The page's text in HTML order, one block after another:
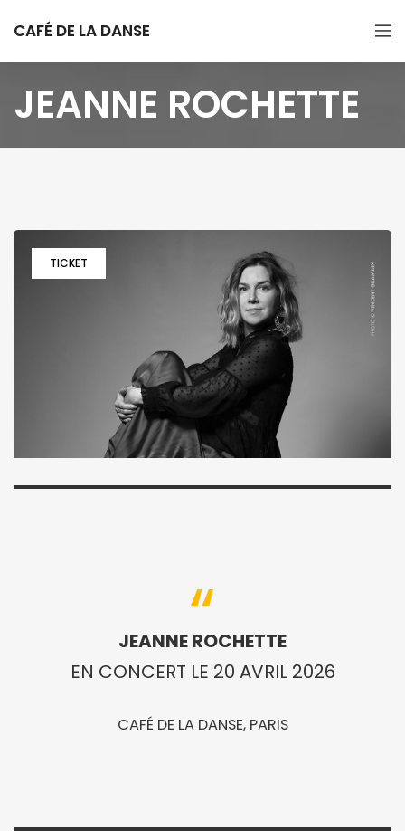
CAFÉ DE LA DANSE
JEANNE ROCHETTE
TICKET
JEANNE ROCHETTE
EN CONCERT LE 20 AVRIL 2026
CAFÉ DE LA DANSE, PARIS